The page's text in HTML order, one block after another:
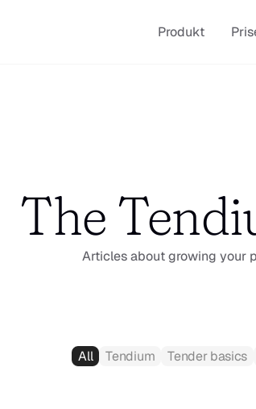
Produkt
The
Articles about growing your
All Tendium Tender basics